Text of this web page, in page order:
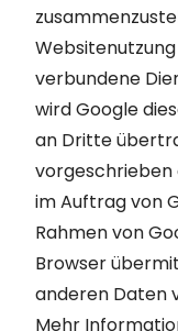
verbundene
wird Google
an Dritte
vorgeschrieben
im Auftrag von
Rahmen von
Browser
anderen Daten
Mehr